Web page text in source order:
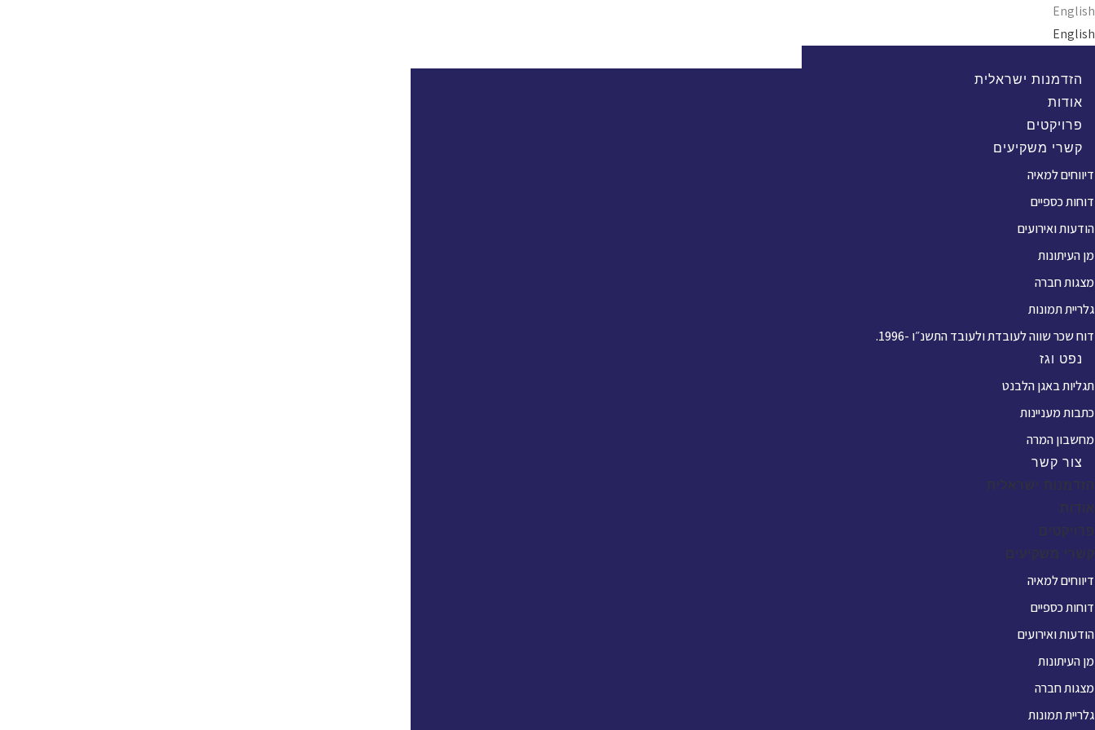
Skip
to
content
English
English
הזדמנות ישראלית
אודות
פרויקטים
קשרי משקיעים
דיווחים למאיה
דוחות כספיים
הודעות ואירועים
מן העיתונות
מצגות חברה
גלריית תמונות
דוח שכר שווה לעובדת ולעובד התשנ״ו -1996.
נפט וגז
תגליות באגן הלבנט
כתבות מעניינות
מחשבון המרה
צור קשר
הזדמנות ישראלית
אודות
פרויקטים
קשרי משקיעים
דיווחים למאיה
דוחות כספיים
הודעות ואירועים
מן העיתונות
מצגות חברה
גלריית תמונות